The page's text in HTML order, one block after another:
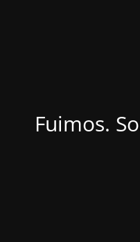
Fuimos.